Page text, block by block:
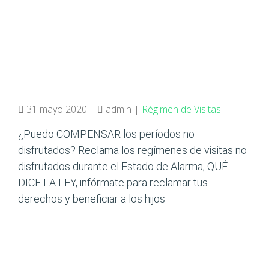
31 mayo 2020 | admin | Régimen de Visitas
¿Puedo COMPENSAR los períodos no
disfrutados? Reclama los regímenes de visitas no
disfrutados durante el Estado de Alarma, QUÉ
DICE LA LEY, infórmate para reclamar tus
derechos y beneficiar a los hijos